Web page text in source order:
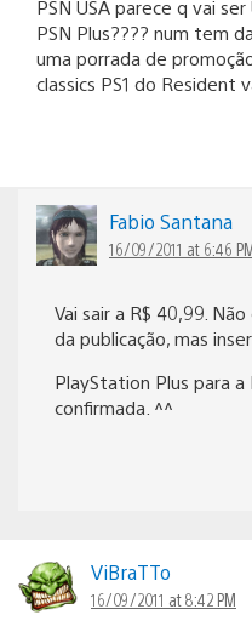
PSN USA parece q vai
PSN Plus???? num tem
uma porrada de
classics PS1 do Resident
Fabio Santana
16/09/2011 at 6:46
Vai sair a R$ 40,99.
da publicação, mas
PlayStation Plus para
confirmada. ^^
ViBraTTo
16/09/2011 at 8:42 PM